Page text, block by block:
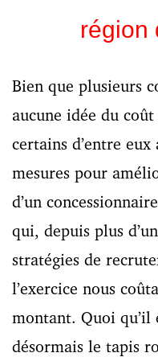
région
Bien que plusieurs
aucune idée du
certains d’entre
mesures pour
d’un
qui, depuis plus
stratégies de
l’exercice nous
montant. Quoi qu’il
désormais le tapis